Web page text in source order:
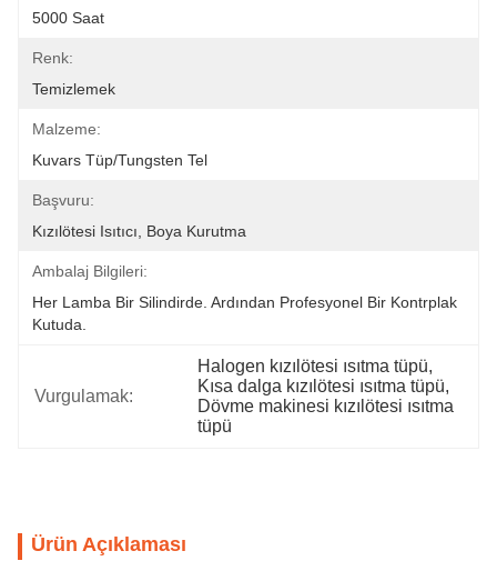
5000 Saat
Renk:
Temizlemek
Malzeme:
Kuvars Tüp/tungsten Tel
Başvuru:
Kızılötesi Isıtıcı, Boya Kurutma
Ambalaj Bilgileri:
Her Lamba Bir Silindirde. Ardından Profesyonel Bir Kontrplak
Kutuda.
Vurgulamak:
Halogen kızılötesi ısıtma tüpü,
Kısa dalga kızılötesi ısıtma tüpü,
Dövme makinesi kızılötesi ısıtma
tüpü
Ürün Açıklaması